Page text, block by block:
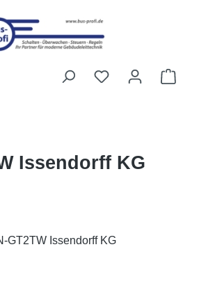
Du hast 0
Issendorff KG